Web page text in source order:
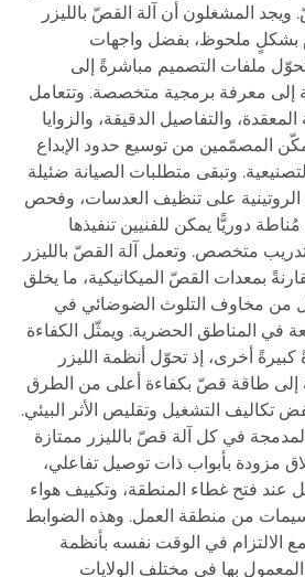
ويجد المشغلون أن آلة القصّ بالليزر
بشكلٍ ملحوظ، بفضل واجهات
تحوّل ملفات التصميم مباشرةً إلى
إلى معرفة برمجية متخصصة. وتتعامل
والتفاصيل الدقيقة، والزوايا
المصمّمين من توسيع حدود الإبداع
وتبقى متطلبات الصيانة ضئيلة
الروتينية على تنظيف العدسات، وفحص
دوريًّا يمكن للفنيين تنفيذها
متخصص. وتعمل آلة القصّ بالليزر
بمعدات القصّ الميكانيكية، ما يخلق
من مخاوف التلوث الضوضائي في
في المناطق الحضرية. ويمثّل الكفاءة
أخرى، إذ تحوّل أنظمة الليزر
إلى طاقة قصّ بكفاءة أعلى من الطرق
تكاليف التشغيل وتقليص الأثر البيئي.
في كل آلة قصّ بالليزر ممتازة
مزودة بأبواب ذات توصيل تفاعلي،
عند فتح غطاء المنطقة، وتكييف هواء
من منطقة العمل. وهذه الضوابط
الالتزام في الوقت نفسه بأنظمة
بها في مختلف الولايات